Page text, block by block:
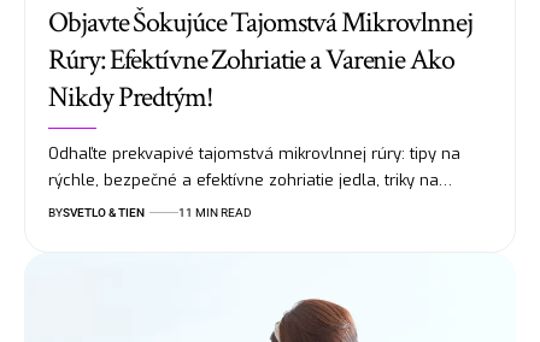
Objavte Šokujúce Tajomstvá Mikrovlnnej
Rúry: Efektívne Zohriatie a Varenie Ako
Nikdy Predtým!
Odhaľte prekvapivé tajomstvá mikrovlnnej rúry: tipy na
rýchle, bezpečné a efektívne zohriatie jedla, triky na…
BYSVETLO & TIEN 11 MIN READ